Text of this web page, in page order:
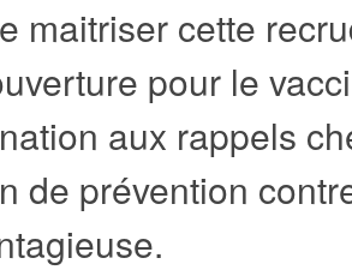
maitriser cette
pour le
aux rappels
de prévention